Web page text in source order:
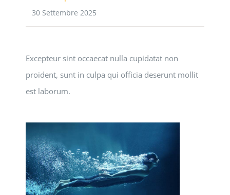
30 Settembre 2025
Excepteur sint occaecat nulla cupidatat non
proident, sunt in culpa qui officia deserunt mollit
est laborum.